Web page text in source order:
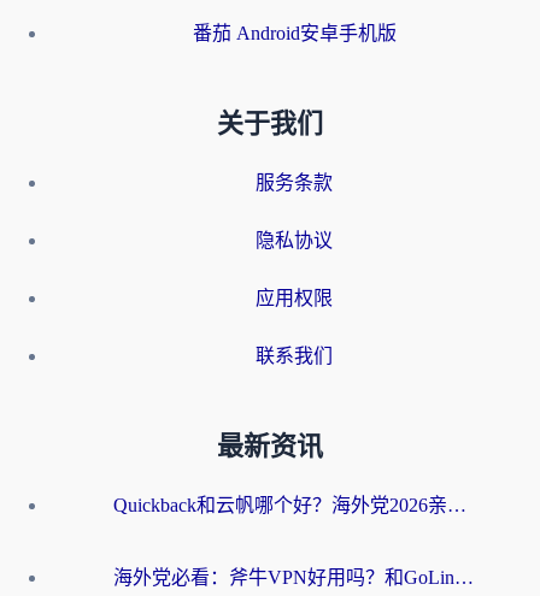
番茄 Android安卓手机版
关于我们
服务条款
隐私协议
应用权限
联系我们
最新资讯
Quickback和云帆哪个好？海外党2026亲测指南：选对加速器大陆工具，无缝刷国内剧玩国服
海外党必看：斧牛VPN好用吗？和GoLinkVPN对比哪个回国效果更好？